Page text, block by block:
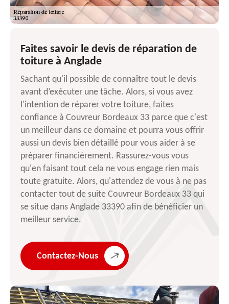
Faites savoir le devis de réparation de
toiture à Anglade
Sachant qu'il possible de connaître tout le devis
avant d’exécuter une tâche. Alors, si vous avez
l'intention de réparer votre toiture, faites
confiance à Couvreur Bordeaux 33 parce que c'est
un meilleur dans ce domaine et pourra vous offrir
aussi un devis bien détaillé pour vous aider à se
préparer financièrement. Rassurez-vous vous
qu'en faisant tout cela ne vous engage rien mais
toute gratuite. Alors, qu'attendez de vous à ne pas
contacter tout de suite Couvreur Bordeaux 33 qui
se situe dans Anglade 33390 afin de bénéficier un
meilleur service.
Contactez-Nous